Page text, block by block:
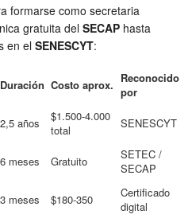
formarse como secretaria
gratuita del SECAP hasta
en el SENESCYT:
Duración Costo aprox. Reconocido
por
2,5 años
$1.500-4.000
total
SENESCYT
6 meses Gratuito
SETEC /
SECAP
3 meses $180-350
Certificado
digital